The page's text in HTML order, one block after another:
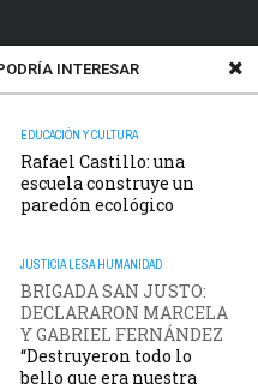
INTERESAR
EDUCACIÓN Y CULTURA
Rafael Castillo: una
escuela construye un
paredón ecológico
JUSTICIA LESA HUMANIDAD
BRIGADA SAN JUSTO:
DECLARARON MARCELA
Y GABRIEL FERNÁNDEZ
“Destruyeron todo lo
bello que era nuestra
en rechazo a la
tierras, manejo del